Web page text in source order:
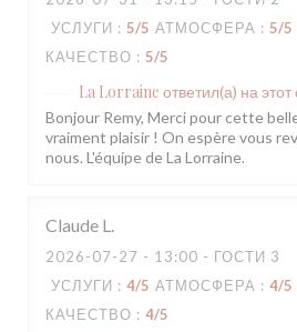
УСЛУГИ : 5/5 АТМОСФЕРА : 5/5
КАЧЕСТВО : 5/5
La Lorraine ответил(а) на этот
Bonjour Remy, Merci pour cette
vraiment plaisir ! On espère vous
nous. L'équipe de La Lorraine.
Claude L
2026-07-27 - 13:00 - ГОСТИ 3
УСЛУГИ : 4/5 АТМОСФЕРА : 4/5
КАЧЕСТВО : 4/5